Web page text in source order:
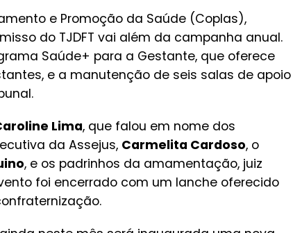
e Promoção da Saúde (Coplas),
do TJDFT vai além da campanha anual.
Saúde+ para a Gestante, que oferece
e a manutenção de seis salas de apoio
Lima, que falou em nome dos
da Assejus, Carmelita Cardoso, o
, e os padrinhos da amamentação, juiz
foi encerrado com um lanche oferecido